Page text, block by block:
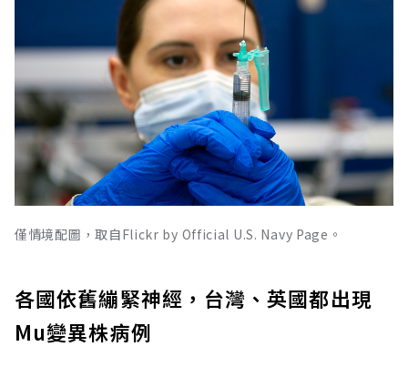
僅情境配圖，取自Flickr by Official U.S. Navy Page。
各國依舊繃緊神經，台灣、英國都出現
Mu變異株病例